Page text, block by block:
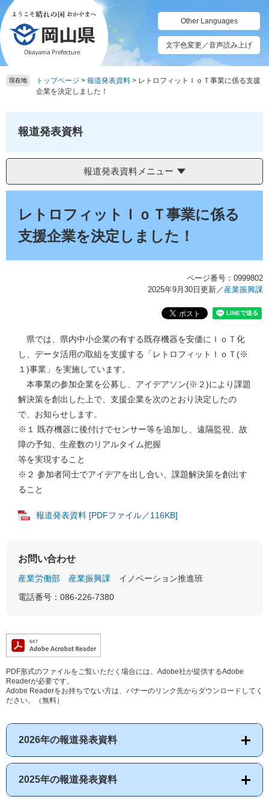
ペ
ー
ジ
の
先
頭
メ
ニ
ュ
ー
を
飛
Other Languages
文字色変更／音声読み上げ
現在地 トップページ > 報道発表資料 > レトロフィットＩｏＴ事業に係る支援
企業を決定しました！
報道発表資料
報道発表資料メニュー
レトロフィットＩｏＴ事業に係る
支援企業を決定しました！
ページ番号：0999802
2025年9月30日更新／ 産業振興課
県では、県内中小企業の有する既存機器を安価にＩｏＴ化
し、データ活用の取組を支援する「レトロフィットＩｏＴ(※
１)事業」を実施しています。
本事業の参加企業を公募し、アイデアソン(※２)により課題
解決策を創出した上で、支援企業を次のとおり決定したの
で、お知らせします。
※１ 既存機器に後付けでセンサー等を追加し、遠隔監視、故
障の予知、生産数のリアルタイム把握
等を実現すること
※２ 参加者同士でアイデアを出し合い、課題解決策を創出す
ること
報道発表資料 [PDFファイル／116KB]
お問い合わせ
産業労働部 産業振興課
イノベーション推進班
電話番号：086-226-7380
PDF形式のファイルをご覧いただく場合には、Adobe社が提供するAdobe
Readerが必要です。
Adobe Readerをお持ちでない方は、バナーのリンク先からダウンロードしてく
ださい。（無料）
2026年の報道発表資料
2025年の報道発表資料